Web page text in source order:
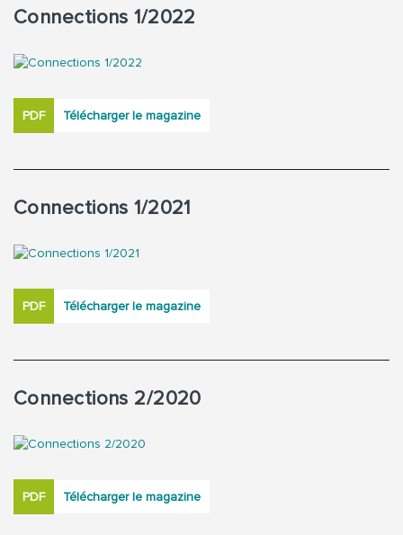
Connections 1/2022
PDF Télécharger le magazine
Connections 1/2021
PDF Télécharger le magazine
Connections 2/2020
PDF Télécharger le magazine